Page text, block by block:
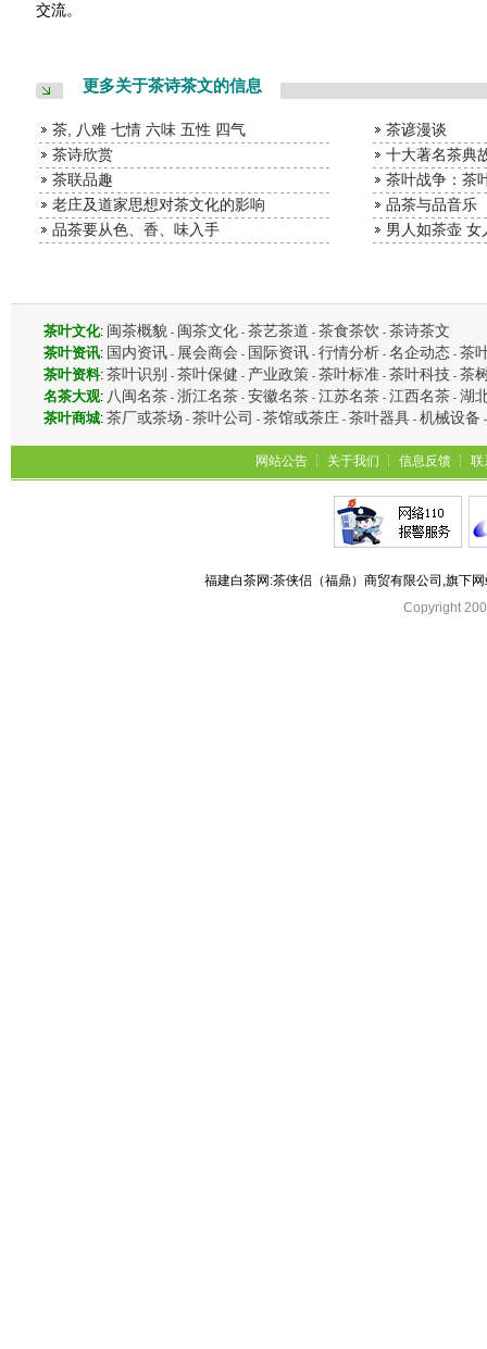
交流。
更多关于茶诗茶文的信息
茶, 八难 七情 六味 五性 四气
茶谚漫谈
茶诗欣赏
十大著名茶典
茶联品趣
茶叶战争：茶
老庄及道家思想对茶文化的影响
品茶与品音乐
品茶要从色、香、味入手
男人如茶壶 女
茶叶文化: 闽茶概貌 - 闽茶文化 - 茶艺茶道 - 茶食茶饮 - 茶诗茶文
茶叶资讯: 国内资讯 - 展会商会 - 国际资讯 - 行情分析 - 名企动态 - 茶
茶叶资料: 茶叶识别 - 茶叶保健 - 产业政策 - 茶叶标准 - 茶叶科技 - 茶
名茶大观: 八闽名茶 - 浙江名茶 - 安徽名茶 - 江苏名茶 - 江西名茶 - 湖
茶叶商城: 茶厂或茶场 - 茶叶公司 - 茶馆或茶庄 - 茶叶器具 - 机械设备
网站公告 ┆ 关于我们 ┆ 信息反馈 ┆ 联
福建白茶网:茶侠侣（福鼎）商贸有限公司,旗下
Copyright